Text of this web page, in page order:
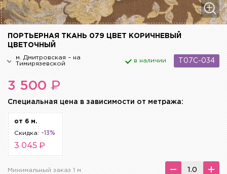
ПОРТЬЕРНАЯ ТКАНЬ 079 ЦВЕТ КОРИЧНЕВЫЙ
ЦВЕТОЧНЫЙ
м. Дмитровская – на
Тимирязевской
в наличии T07C-034
3 500 ₽
Cпециальная цена в зависимости от метража:
от 6 м.
Скидка: -13%
3 045 ₽
Минимальный заказ 1 м.